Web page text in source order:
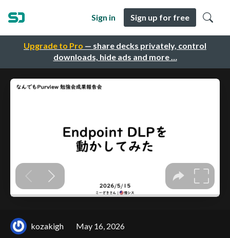
Upgrade to Pro — share decks privately, control
downloads, hide ads and more …
Sign in Sign up for free
kozakigh May 16, 2026